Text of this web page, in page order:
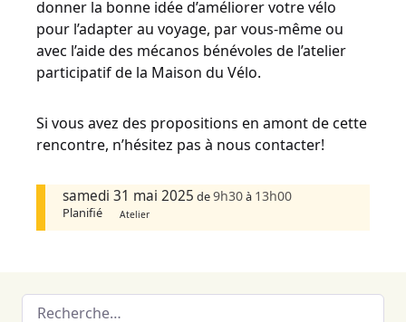
donner la bonne idée d’améliorer votre vélo
pour l’adapter au voyage, par vous-même ou
avec l’aide des mécanos bénévoles de l’atelier
participatif de la Maison du Vélo.
Si vous avez des propositions en amont de cette
rencontre, n’hésitez pas à nous contacter!
samedi 31 mai 2025 de9h30à 13h00
Planifié Atelier